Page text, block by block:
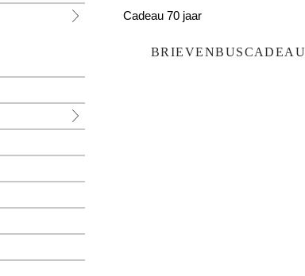
Cadeau 70 jaar
BRIEVENBUSCADEAU